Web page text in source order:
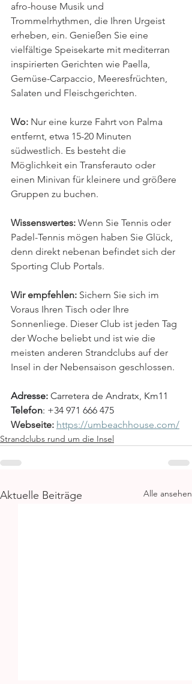
afro-house Musik und
Trommelrhythmen, die Ihren Urgeist
erheben, ein. Genießen Sie eine
vielfältige Speisekarte mit mediterran
inspirierten Gerichten wie Paella,
Gemüse-Carpaccio, Meeresfrüchten,
Salaten und Fleischgerichten.
Wo: Nur eine kurze Fahrt von Palma
entfernt, etwa 15-20 Minuten
südwestlich. Es besteht die
Möglichkeit ein Transferauto oder
einen Minivan für kleinere und größere
Gruppen zu buchen.
Wissenswertes: Wenn Sie Tennis oder
Padel-Tennis mögen haben Sie Glück,
denn direkt nebenan befindet sich der
Sporting Club Portals.
Wir empfehlen: Sichern Sie sich im
Voraus Ihren Tisch oder Ihre
Sonnenliege. Dieser Club ist jeden Tag
der Woche beliebt und ist wie die
meisten anderen Strandclubs auf der
Insel in der Nebensaison geschlossen.
Adresse: Carretera de Andratx, Km11
Telefon: +34 971 666 475
Webseite: https://umbeachhouse.com/
Strandclubs rund um die Insel
Aktuelle Beiträge Alle ansehen